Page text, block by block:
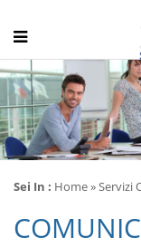
Sei In : Home» Servizi